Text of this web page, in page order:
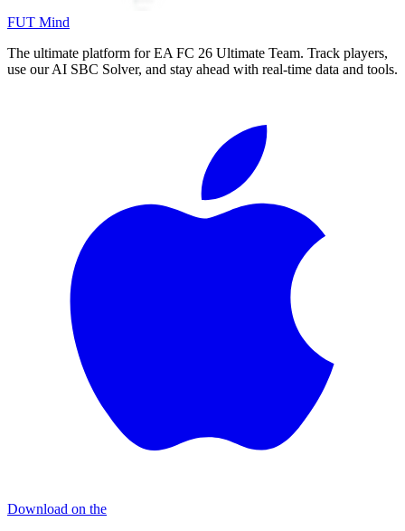
FUT Mind
The ultimate platform for EA FC 26 Ultimate Team. Track players,
use our AI SBC Solver, and stay ahead with real-time data and tools.
Download on the